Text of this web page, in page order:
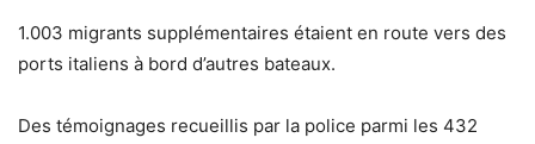
1.003 migrants supplémentaires étaient en route vers des
ports italiens à bord d’autres bateaux.
Des témoignages recueillis par la police parmi les 432